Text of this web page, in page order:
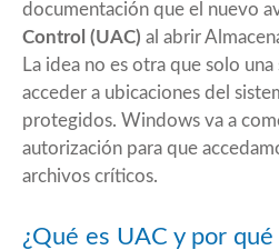
documentación que el nuevo
Control (UAC) al abrir
La idea no es otra que solo
acceder a ubicaciones del
protegidos. Windows va a
autorización para que
archivos críticos.
¿Qué es UAC y por